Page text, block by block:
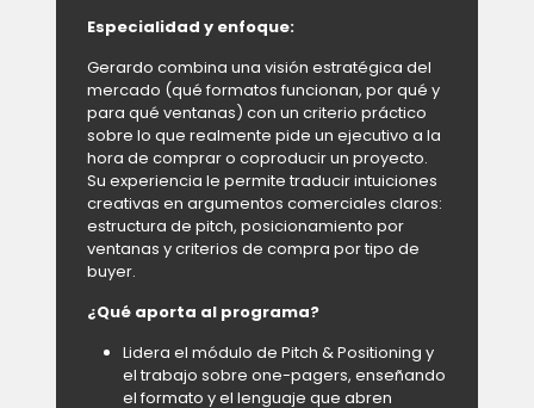
Especialidad y enfoque:
Gerardo combina una visión estratégica del
mercado (qué formatos funcionan, por qué y
para qué ventanas) con un criterio práctico
sobre lo que realmente pide un ejecutivo a la
hora de comprar o coproducir un proyecto.
Su experiencia le permite traducir intuiciones
creativas en argumentos comerciales claros:
estructura de pitch, posicionamiento por
ventanas y criterios de compra por tipo de
buyer.
¿Qué aporta al programa?
Lidera el módulo de Pitch & Positioning y
el trabajo sobre one-pagers, enseñando
el formato y el lenguaje que abren